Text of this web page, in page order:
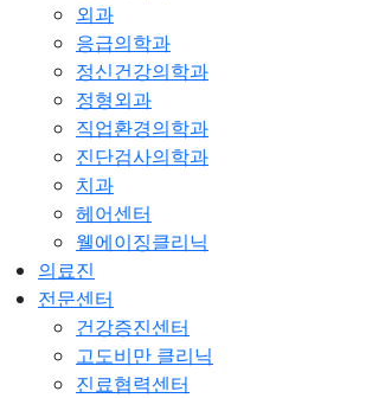
외과
응급의학과
정신건강의학과
정형외과
직업환경의학과
진단검사의학과
치과
헤어센터
웰에이징클리닉
의료진
전문센터
건강증진센터
고도비만 클리닉
진료협력센터